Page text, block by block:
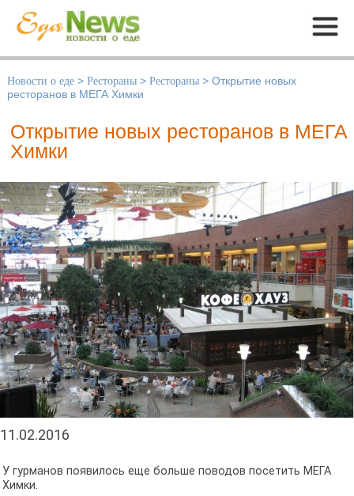
Меню
Новости о еде > Рестораны > Рестораны > Открытие новых
ресторанов в МЕГА Химки
Открытие новых ресторанов в МЕГА
Химки
11.02.2016
У гурманов появилось еще больше поводов посетить МЕГА
Химки.